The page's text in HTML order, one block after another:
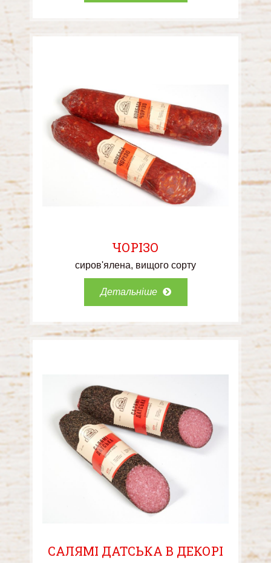
ЧОРІЗО
сиров'ялена вищого сорту
Детальніше
САЛЯМІ ДАТСЬКА В ДЕКОРІ